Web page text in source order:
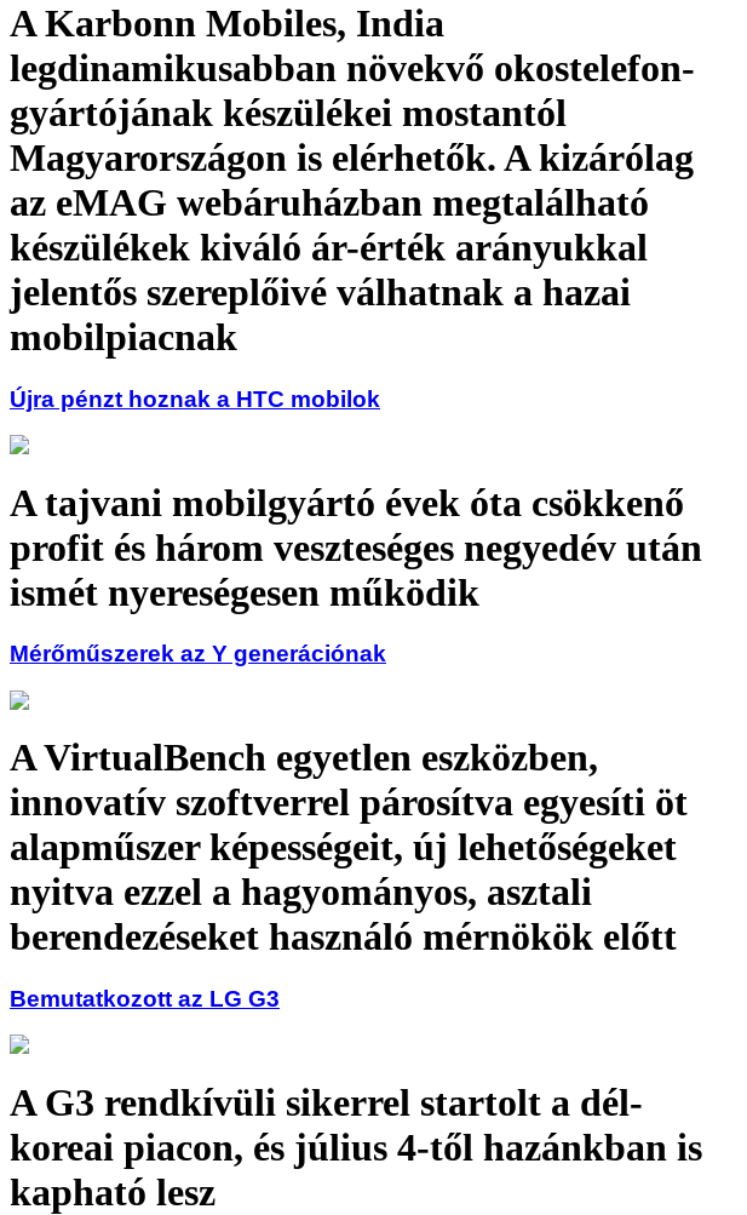
A Karbonn Mobiles, India
legdinamikusabban növekvő okostelefon-
gyártójának készülékei mostantól
Magyarországon is elérhetők. A kizárólag
az eMAG webáruházban megtalálható
készülékek kiváló ár-érték arányukkal
jelentős szereplőivé válhatnak a hazai
mobilpiacnak
Újra pénzt hoznak a HTC mobilok
A tajvani mobilgyártó évek óta csökkenő
profit és három veszteséges negyedév után
ismét nyereségesen működik
Mérőműszerek az Y generációnak
A VirtualBench egyetlen eszközben,
innovatív szoftverrel párosítva egyesíti öt
alapműszer képességeit, új lehetőségeket
nyitva ezzel a hagyományos, asztali
berendezéseket használó mérnökök előtt
Bemutatkozott az LG G3
A G3 rendkívüli sikerrel startolt a dél-
koreai piacon, és július 4-től hazánkban is
kapható lesz